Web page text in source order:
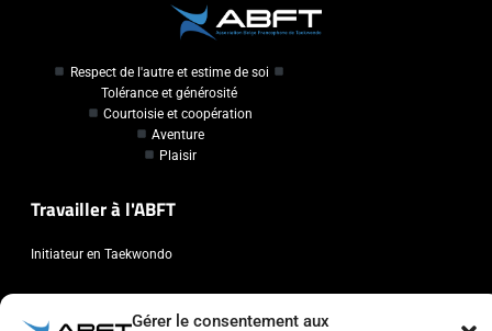
Gérer le consentement aux
Respect de l'autre et estime de soi
Tolérance et générosité
Courtoisie et coopération
Aventure
Plaisir
Travailler à l'ABFT
Initiateur en Taekwondo